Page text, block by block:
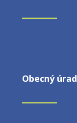
Obecný úrad